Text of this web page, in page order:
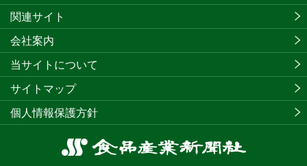
食
関連サイト
会社案内
当サイトについて
サイトマップ
個人情報保護方針